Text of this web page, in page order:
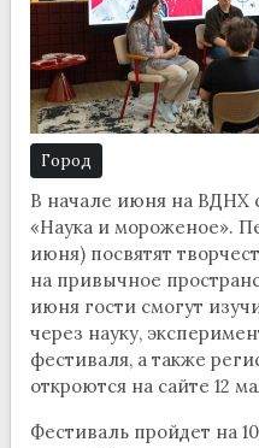
Город
В начале июня на ВДНХ
«Наука и мороженое».
июня) посвятят
на привычное
июня гости смогут
через науку,
фестиваля, а также
откроются на сайте 12
Фестиваль пройдет на